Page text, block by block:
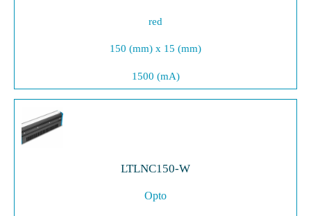
red
150 (mm) x 15 (mm)
1500 (mA)
LTLNC150-W
Opto